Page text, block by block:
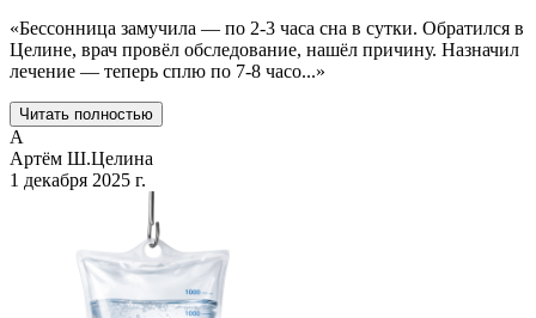
«Бессонница замучила — по 2-3 часа сна в сутки. Обратился в
Целине, врач провёл обследование, нашёл причину. Назначил
лечение — теперь сплю по 7-8 часо...»
Читать полностью
А
Артём Ш.Целина
1 декабря 2025 г.